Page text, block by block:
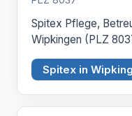
Spitex Pflege,
Wipkingen (PLZ
Spitex in